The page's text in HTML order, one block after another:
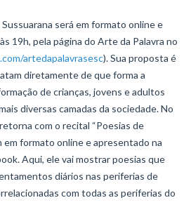
será em formato online e
19h, pela página do Arte da Palavra no
artedapalavrasesc). Sua proposta é
diretamente de que forma a
de crianças, jovens e adultos
diversas camadas da sociedade. No
com o recital “Poesias de
em formato online e apresentado na
Aqui, ele vai mostrar poesias que
diários nas periferias de
com todas as periferias do